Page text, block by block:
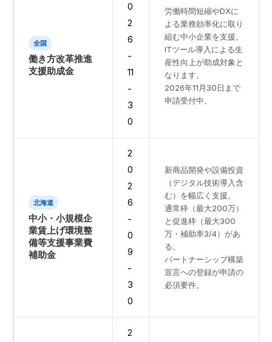
全国
働き方改革推進
支援助成金
0
2
6
-
11
-
3
0
労働時間短縮やDXに
よる業務効率化に取り
組む中小企業を支援。
ITツール導入による生
産性向上が助成対象と
なります。
2026年11月30日まで
申請受付中。
北海道
中小・小規模企
業賃上げ環境整
備等支援事業費
補助金
2
0
2
6
-
0
9
-
3
0
新商品開発や設備投資
（デジタル技術導入含
む）を幅広く支援。
通常枠（最大200万）
と促進枠（最大300
万・補助率3/4）があ
る。
パートナーシップ構築
宣言への登録が申請の
必須要件。
2